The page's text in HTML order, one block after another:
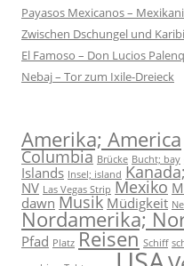
Payasos Mexicanos –
Zwischen Dschungel und
El Famoso – Don Lucios
Nebaj – Tor zum Ixile-Dreieck
Amerika; America
Columbia Brücke Bucht; bay
Islands Insel; island
NV Las Vegas Strip Mexiko
dawn Musik Müdigkeit
Nordamerika;
Pfad Platz Reisen Schiff